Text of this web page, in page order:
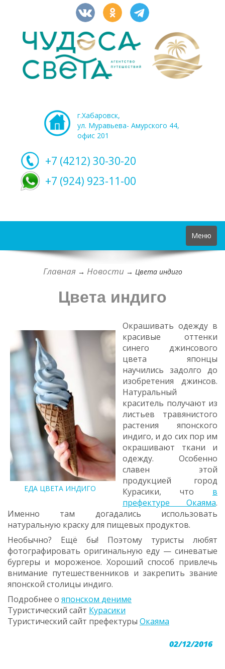
г.Хабаровск,
ул. Муравьева- Амурского 44,
офис 201
+7 (4212) 30-30-20
+7 (924) 923-11-00
Toggle
navigation
Меню
Главная→ Новости→ Цвета индиго
Цвета индиго
ЕДА ЦВЕТА ИНДИГО
Окрашивать одежду в
красивые оттенки
синего джинсового
цвета японцы
научились задолго до
изобретения джинсов.
Натуральный
краситель получают из
листьев травянистого
растения японского
индиго, и до сих пор им
окрашивают ткани и
одежду. Особенно
славен этой
продукцией город
Курасики, что в
префектуре Окаяма.
Именно там догадались использовать
натуральную краску для пищевых продуктов.
Необычно? Ещё бы! Поэтому туристы любят
фотографировать оригинальную еду — синеватые
бургеры и мороженое. Хороший способ привлечь
внимание путешественников и закрепить звание
японской столицы индиго.
Подробнее о японском дениме
Туристический сайт Курасики
Туристический сайт префектуры Окаяма
02/12/2016